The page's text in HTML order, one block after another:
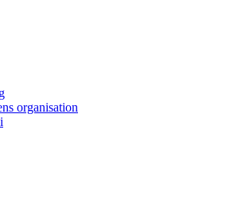
organisation